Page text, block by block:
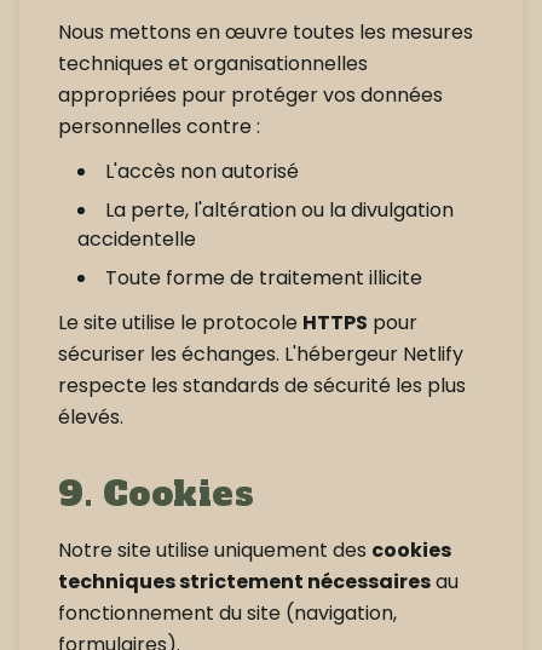
Nous mettons en œuvre toutes les mesures
techniques et organisationnelles
appropriées pour protéger vos données
personnelles contre :
L'accès non autorisé
La perte, l'altération ou la divulgation
accidentelle
Toute forme de traitement illicite
Le site utilise le protocole HTTPS pour
sécuriser les échanges. L'hébergeur Netlify
respecte les standards de sécurité les plus
élevés.
9. Cookies
Notre site utilise uniquement des cookies
techniques strictement nécessairesau
fonctionnement du site (navigation,